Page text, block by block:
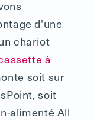
d'une
chariot
à
soit sur
soit
alimenté All